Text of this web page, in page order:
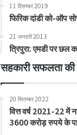
11 दिसम्बर 2019
फिरिक दांडी को-ऑप
21 जनवरी 2013
त्रिपुरा: एमडी पर छल
सहकारी सफलता की
20 सितम्बर 2022
वित्त वर्ष 2021-22 में
3600 करोड़ रुपये के